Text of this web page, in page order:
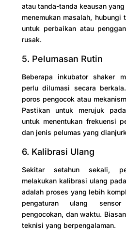
atau tanda-tanda keausan
menemukan masalah,
untuk perbaikan atau
rusak.
5. Pelumasan Rutin
Beberapa inkubator shaker
perlu dilumasi secara
poros pengocok atau
Pastikan untuk merujuk
untuk menentukan frekuensi
dan jenis pelumas yang
6. Kalibrasi Ulang
Sekitar setahun sekali,
melakukan kalibrasi ulang
adalah proses yang lebih
pengaturan ulang
pengocokan, dan waktu.
teknisi yang berpengalaman.